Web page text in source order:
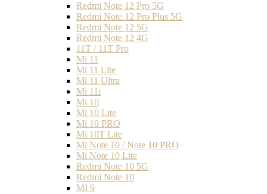
Redmi Note 12 Pro 5G
Redmi Note 12 Pro Plus 5G
Redmi Note 12 5G
Redmi Note 12 4G
11T / 11T Pro
Mi 11
Mi 11 Lite
Mi 11 Ultra
Mi 11i
Mi 10
Mi 10 Lite
Mi 10 PRO
Mi 10T Lite
Mi Note 10 / Note 10 PRO
Mi Note 10 Lite
Redmi Note 10 5G
Redmi Note 10
MI 9